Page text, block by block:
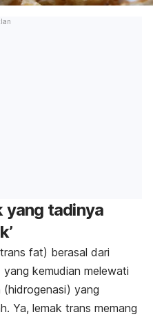
yang tadinya
trans fat) berasal dari
kemudian melewati
(hidrogenasi) yang
Ya, lemak trans memang